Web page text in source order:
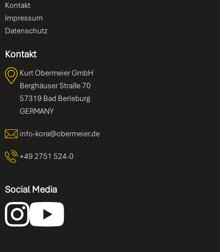
Kontakt
Impressum
Datenschutz
Kontakt
Kurt Obermeier GmbH
Berghäuser Straße 70
57319 Bad Berleburg
GERMANY
info-kora@obermeier.de
+49 2751 524-0
Social Media